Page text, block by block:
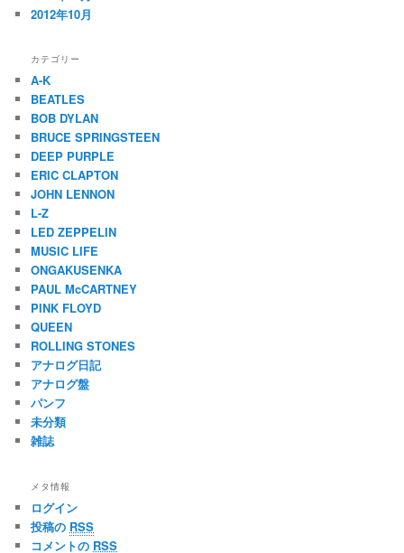
2012年10月
カテゴリー
A-K
BEATLES
BOB DYLAN
BRUCE SPRINGSTEEN
DEEP PURPLE
ERIC CLAPTON
JOHN LENNON
L-Z
LED ZEPPELIN
MUSIC LIFE
ONGAKUSENKA
PAUL McCARTNEY
PINK FLOYD
QUEEN
ROLLING STONES
アナログ日記
アナログ盤
パンフ
未分類
雑誌
メタ情報
ログイン
投稿の RSS
コメントの RSS